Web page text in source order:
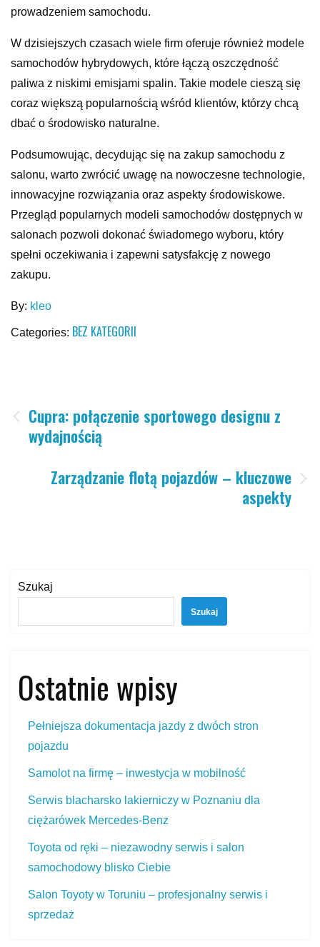
prowadzeniem samochodu.
W dzisiejszych czasach wiele firm oferuje również modele
samochodów hybrydowych, które łączą oszczędność
paliwa z niskimi emisjami spalin. Takie modele cieszą się
coraz większą popularnością wśród klientów, którzy chcą
dbać o środowisko naturalne.
Podsumowując, decydując się na zakup samochodu z
salonu, warto zwrócić uwagę na nowoczesne technologie,
innowacyjne rozwiązania oraz aspekty środowiskowe.
Przegląd popularnych modeli samochodów dostępnych w
salonach pozwoli dokonać świadomego wyboru, który
spełni oczekiwania i zapewni satysfakcję z nowego
zakupu.
By: kleo
Categories: BEZ KATEGORII
Nawigacja
wpisu
Cupra: połączenie sportowego designu z
wydajnością
Zarządzanie flotą pojazdów – kluczowe
aspekty
Szukaj
Szukaj
Ostatnie wpisy
Pełniejsza dokumentacja jazdy z dwóch stron
pojazdu
Samolot na firmę – inwestycja w mobilność
Serwis blacharsko lakierniczy w Poznaniu dla
ciężarówek Mercedes‑Benz
Toyota od ręki – niezawodny serwis i salon
samochodowy blisko Ciebie
Salon Toyoty w Toruniu – profesjonalny serwis i
sprzedaż